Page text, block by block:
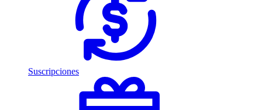
Suscripciones